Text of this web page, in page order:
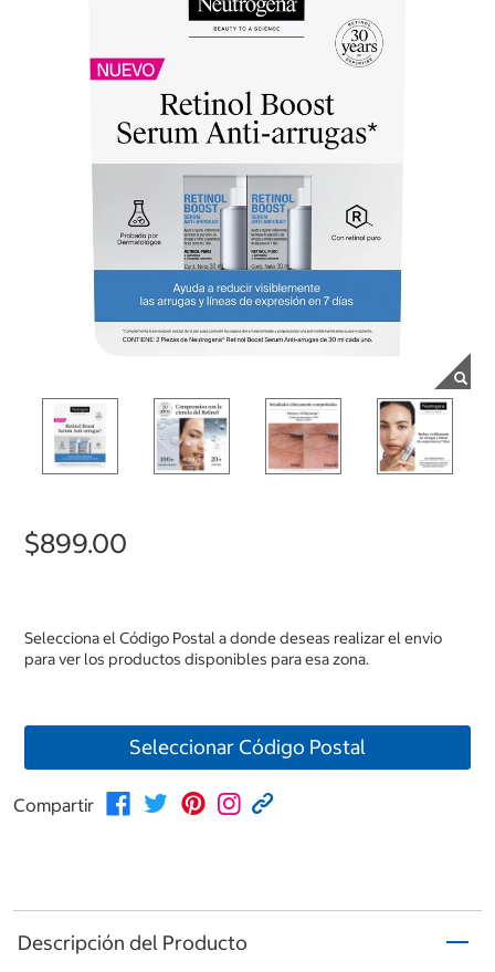
$899.00
Selecciona el Código Postal a donde deseas realizar el envio
para ver los productos disponibles para esa zona.
Seleccionar Código Postal
Compartir
Descripción del Producto